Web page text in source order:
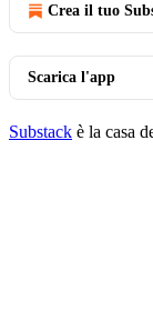
Crea il tuo
Scarica l'app
Substack è la casa